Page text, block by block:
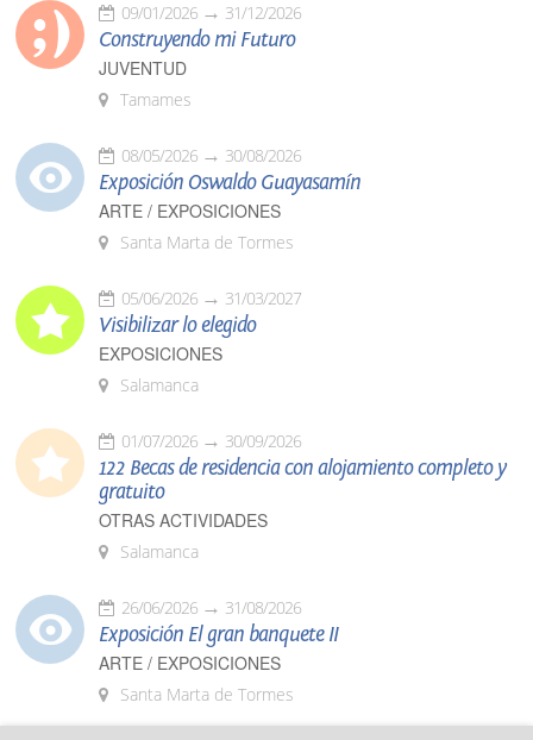
09/01/2026 31/12/2026
Construyendo mi Futuro
JUVENTUD
Tamames
08/05/2026 30/08/2026
Exposición Oswaldo Guayasamín
ARTE / EXPOSICIONES
Santa Marta de Tormes
05/06/2026 31/03/2027
Visibilizar lo elegido
EXPOSICIONES
Salamanca
01/07/2026 30/09/2026
122 Becas de residencia con alojamiento completo y
gratuito
OTRAS ACTIVIDADES
Salamanca
26/06/2026 31/08/2026
Exposición El gran banquete II
ARTE / EXPOSICIONES
Santa Marta de Tormes